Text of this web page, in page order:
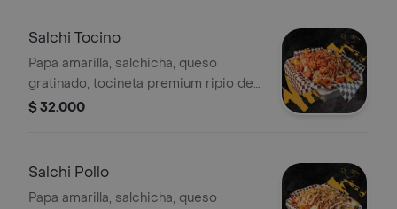
Salchi Tocino
Papa amarilla, salchicha, queso
gratinado, tocineta premium ripio de
papa y salsas caseras.
$ 32.000
Salchi Pollo
Papa amarilla, salchicha, queso